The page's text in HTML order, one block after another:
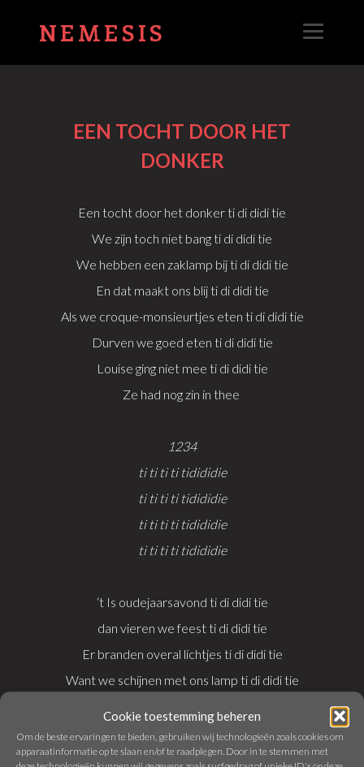
Cookie toestemming beheren
Om de beste ervaringen te bieden, gebruiken wij technologieën zoals cookies om
apparaatinformatie op te slaan en/of te raadplegen. Door in te stemmen met
NEMESIS
EEN TOCHT DOOR HET
DONKER
Een tocht door het donker ti di didi tie
We zijn toch niet bang ti di didi tie
We hebben een zaklamp bij ti di didi tie
En dat maakt ons blij ti di didi tie
Als we croque-monsieurtjes eten ti di didi tie
Durven we goed eten ti di didi tie
Louise ging niet mee ti di didi tie
Ze had nog zin in thee
1234
ti ti ti ti tidididie
ti ti ti ti tidididie
ti ti ti ti tidididie
ti ti ti ti tidididie
‘t Is oudejaarsavond ti di didi tie
dan vieren we feest ti di didi tie
Er branden overal lichtjes ti di didi tie
Want we schijnen met ons lamp ti di didi tie
Dat vinden we plezant yeah
We zingen en we dansen ti di didi tie